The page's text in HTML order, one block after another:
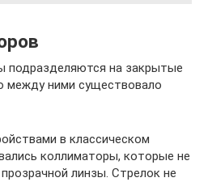
подразделяются на закрытые
между ними существовало
в классическом
коллиматоры, которые не
линзы. Стрелок не